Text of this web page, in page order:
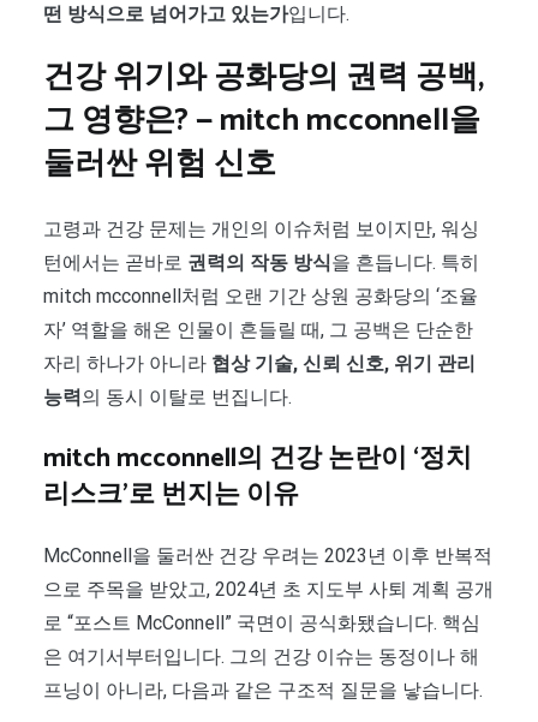
떤 방식으로 넘어가고 있는가입니다.
건강 위기와 공화당의 권력 공백,
그 영향은? — mitch mcconnell을
둘러싼 위험 신호
고령과 건강 문제는 개인의 이슈처럼 보이지만, 워싱
턴에서는 곧바로 권력의 작동 방식을 흔듭니다. 특히
mitch mcconnell처럼 오랜 기간 상원 공화당의 ‘조율
자’ 역할을 해온 인물이 흔들릴 때, 그 공백은 단순한
자리 하나가 아니라 협상 기술, 신뢰 신호, 위기 관리
능력의 동시 이탈로 번집니다.
mitch mcconnell의 건강 논란이 ‘정치
리스크’로 번지는 이유
McConnell을 둘러싼 건강 우려는 2023년 이후 반복적
으로 주목을 받았고, 2024년 초 지도부 사퇴 계획 공개
로 “포스트 McConnell” 국면이 공식화됐습니다. 핵심
은 여기서부터입니다. 그의 건강 이슈는 동정이나 해
프닝이 아니라, 다음과 같은 구조적 질문을 낳습니다.